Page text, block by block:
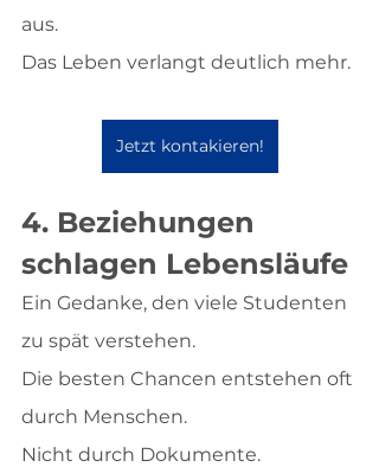
aus.
Das Leben verlangt deutlich mehr.
Jetzt kontakieren!
4. Beziehungen
schlagen Lebensläufe
Ein Gedanke, den viele Studenten
zu spät verstehen.
Die besten Chancen entstehen oft
durch Menschen.
Nicht durch Dokumente.